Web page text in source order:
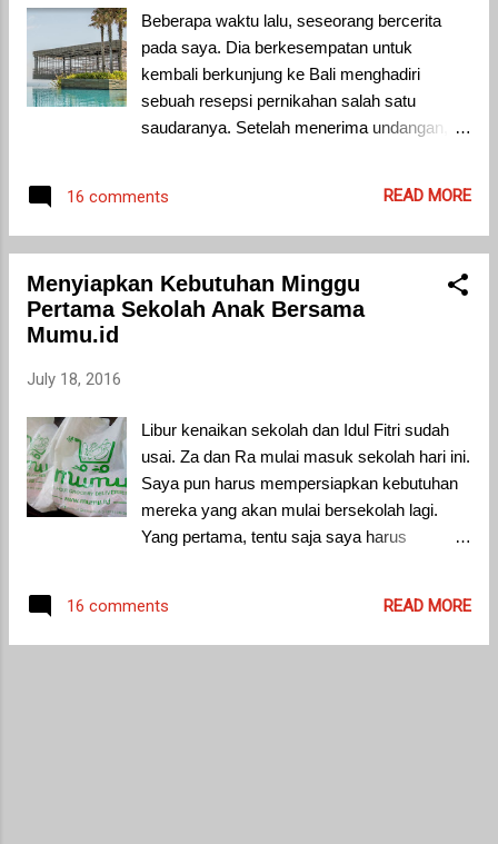
asupan vitamin harian dengan dosis yang
tepat dapat membantu anak tumbuh dan
berkembang secara normal, baik secara fisik
maupun kognitif.
Beberapa waktu lalu, seseorang bercerita
pada saya. Dia berkesempatan untuk
kembali berkunjung ke Bali menghadiri
sebuah resepsi pernikahan salah satu
saudaranya. Setelah menerima undangan,
pernikahan di Bali. Saat itu saudaranya
mengadakan resepsi di Alila Villas Uluwatu
Jalan Belimbing Sari, Banjar Tambiyak, Bali.
Singkat cerita akhirnya dia sampai di
menggunakan mobil. Kurang lebih
menempuh perjalanan 40 menit dengan
berkendara, akhrinya dia sampai di Alila
Villas Uluwatu. Satu kata yang dia ingin
katakan ketika sampai di tempat resepsi
16 comments READ MORE
Menyiapkan Kebutuhan Minggu
Pertama Sekolah Anak Bersama
Mumu.id
July 18, 2016
Libur kenaikan sekolah dan Idul Fitri sudah
usai. Za dan Ra mulai masuk sekolah hari ini.
Saya pun harus mempersiapkan kebutuhan
mereka yang akan mulai bersekolah lagi.
Yang pertama, tentu saja saya harus
semangat untuk sekolah jadi menurun.
Karena beberapa hari sebelum masuk
16 comments READ MORE